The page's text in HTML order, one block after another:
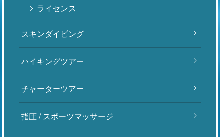
ライセンス
スキンダイビング
ハイキングツアー
チャーターツアー
指圧 / スポーツマッサージ